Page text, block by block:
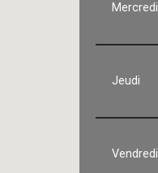
Mercredi
Jeudi
Vendredi